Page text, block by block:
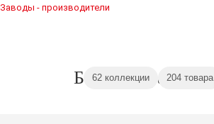
Заводы - производители
Береза керамика
62 коллекции 204 товара